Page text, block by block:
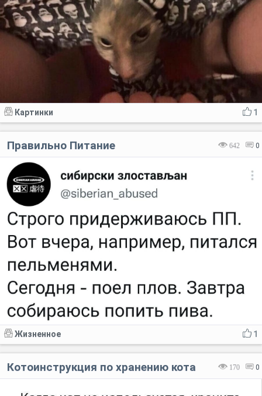
1
Картинки
642 0
Правильно Питание
1
Жизненное
170 0
Котоинструкция по хранению кота